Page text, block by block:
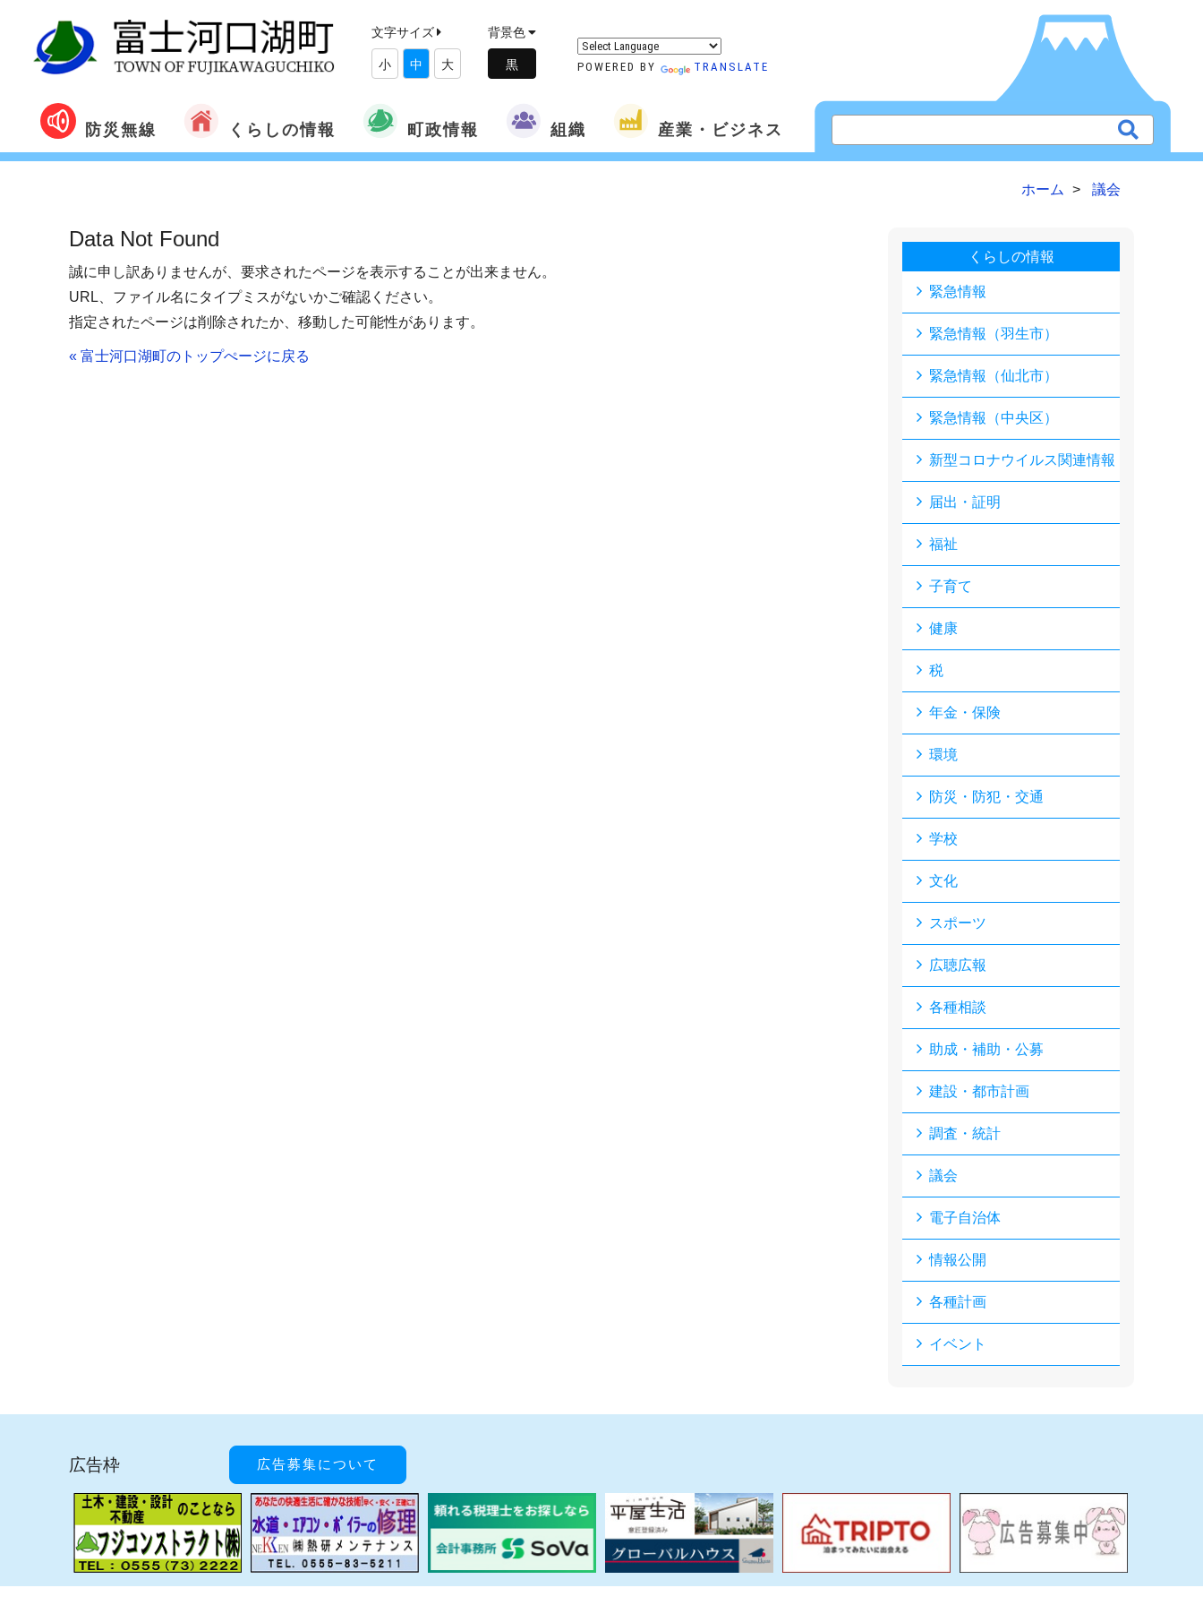
文字サイズ
小 中 大
背景色
POWERED BY TRANSLATE
防災無線 くらしの情報 町政情報 組織 産業・ビジネス
ホーム 議会
Data Not Found
誠に申し訳ありませんが、要求されたページを表示することが出来ません。
URL、ファイル名にタイプミスがないかご確認ください。
指定されたページは削除されたか、移動した可能性があります。
« 富士河口湖町のトップぺージに戻る
くらしの情報
緊急情報
緊急情報（羽生市）
緊急情報（仙北市）
緊急情報（中央区）
新型コロナウイルス関連情報
届出・証明
福祉
子育て
健康
税
年金・保険
環境
防災・防犯・交通
学校
文化
スポーツ
広聴広報
各種相談
助成・補助・公募
建設・都市計画
調査・統計
議会
電子自治体
情報公開
各種計画
イベント
広告枠 広告募集について